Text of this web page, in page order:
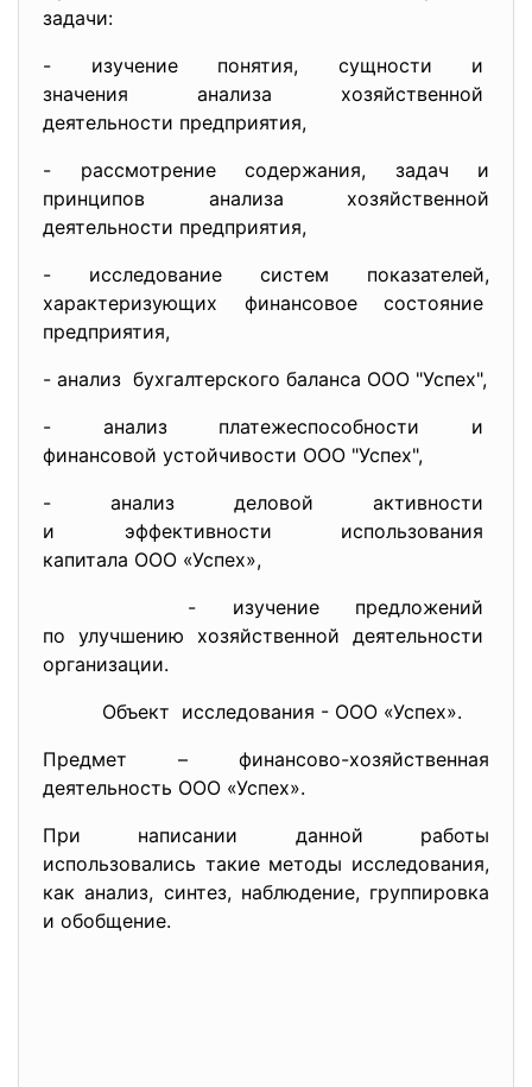
задачи:
- изучение понятия, сущности и
значения анализа хозяйственной
деятельности предприятия,
- рассмотрение содержания, задач и
принципов анализа хозяйственной
деятельности предприятия,
- исследование систем показателей,
характеризующих финансовое состояние
предприятия,
- анализ бухгалтерского баланса ООО "Успех",
- анализ платежеспособности и
финансовой устойчивости ООО "Успех",
- анализ деловой активности
и эффективности использования
капитала ООО «Успех»,
- изучение предложений
по улучшению хозяйственной деятельности
организации.
Объект исследования - ООО «Успех».
Предмет – финансово-хозяйственная
деятельность ООО «Успех».
При написании данной работы
использовались такие методы исследования,
как анализ, синтез, наблюдение, группировка
и обобщение.